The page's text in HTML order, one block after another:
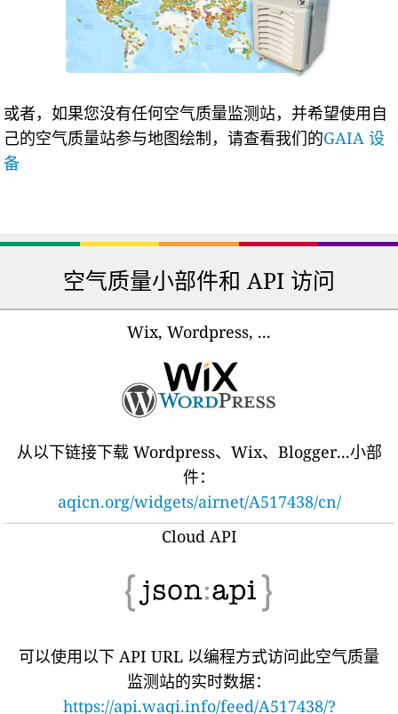
或者，如果您没有任何空气质量监测站，并希望使用自
己的空气质量站参与地图绘制，请查看我们的GAIA 设
备
空气质量小部件和 API 访问
Wix, Wordpress, ...
从以下链接下载 Wordpress、Wix、Blogger...小部
件：
aqicn.org/widgets/airnet/A517438/cn/
Cloud API
可以使用以下 API URL 以编程方式访问此空气质量
监测站的实时数据：
https://api.waqi.info/feed/A517438/?